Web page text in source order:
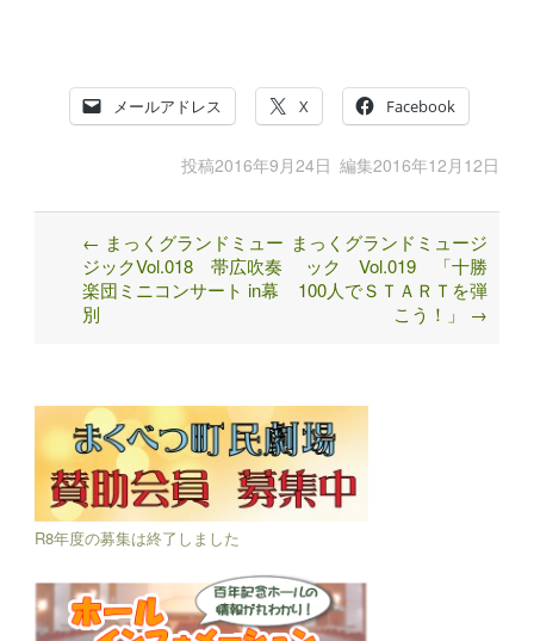
メールアドレス X Facebook
投稿2016年9月24日 編集2016年12月12日
Post
navigation
← まっくグランドミュー
ジックVol.018 帯広吹奏
楽団ミニコンサート in幕
別
まっくグランドミュージ
ック Vol.019 「十勝
100人でＳＴＡＲＴを弾
こう！」
→
R8年度の募集は終了しました